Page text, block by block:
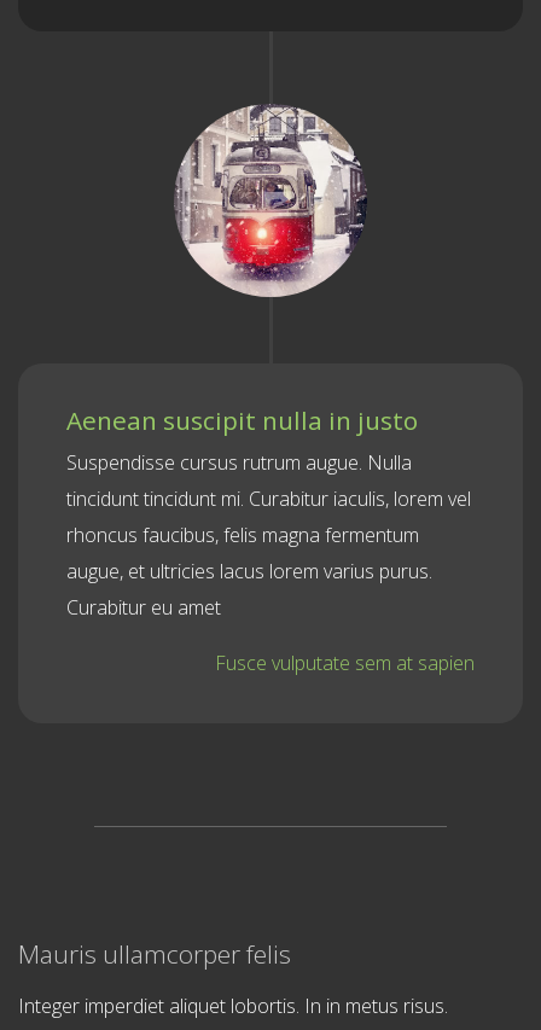
Aenean suscipit nulla in justo
Suspendisse cursus rutrum augue. Nulla
tincidunt tincidunt mi. Curabitur iaculis, lorem vel
rhoncus faucibus, felis magna fermentum
augue, et ultricies lacus lorem varius purus.
Curabitur eu amet
Fusce vulputate sem at sapien
Mauris ullamcorper felis
Integer imperdiet aliquet lobortis. In in metus risus.